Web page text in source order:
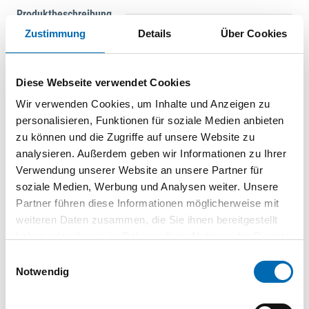
Zustimmung Details Über Cookies
Diese Webseite verwendet Cookies
Wir verwenden Cookies, um Inhalte und Anzeigen zu
personalisieren, Funktionen für soziale Medien anbieten
zu können und die Zugriffe auf unsere Website zu
analysieren. Außerdem geben wir Informationen zu Ihrer
Verwendung unserer Website an unsere Partner für
soziale Medien, Werbung und Analysen weiter. Unsere
Partner führen diese Informationen möglicherweise mit
weiteren Daten zusammen, die Sie ihnen bereitgestellt
Notwendig
Produktbeschreibung
Dank langlebige Hartmetallplatte leichtes Zentrieren und
Anbohren. Die Kernverstärkung gewährleistet eine hohe
Die 2-spiralige Geometrie des Bohrers gewährleistet einen
schnellen Bohrmehlabtransport. Größere patentierte
Armierungsfasen: Vergrößerte Armierungsfase +35%.
Optimiertes Bohrverhalten bei Armierungstreffern.
Wahrscheinlichkeit des Verhakens beim
Eisenarmierungstreffer wird erheblich reduziert. Power
Breakers: für einen starkeren “Zerstörungseffekt”.
Verursachen Mikro-Risse im zu bohrenden Material. Sorgen
für eine spürbare verbesserte Bohrgeschwindigkeit.
auf glatten Oberflächen. Kernverstärkte Vario-Spirale:
Spiralgeometrie mit verschlankten und breiten Spiralrücken